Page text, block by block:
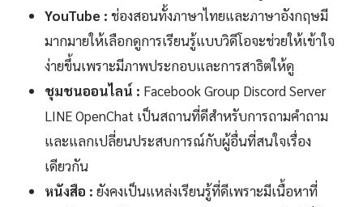
YouTube : ช่องสอนทั้งภาษาไทยและภาษาอังกฤษมี
มากมายให้เลือกดูการเรียนรู้แบบวิดีโอจะช่วยให้เข้าใจ
ง่ายขึ้นเพราะมีภาพประกอบและการสาธิตให้ดู
ชุมชนออนไลน์ : Facebook Group Discord Server
LINE OpenChat เป็นสถานที่ดีสำหรับการถามคำถาม
และแลกเปลี่ยนประสบการณ์กับผู้อื่นที่สนใจเรื่อง
เดียวกัน
หนังสือ : ยังคงเป็นแหล่งเรียนรู้ที่ดีเพราะมีเนื้อหาที่